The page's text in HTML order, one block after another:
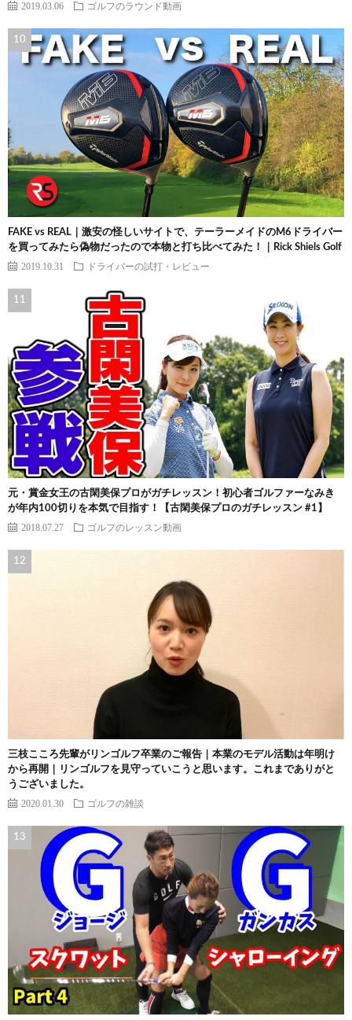
2019.03.06 ゴルフのラウンド動画
FAKE vs REAL｜激安の怪しいサイトで、テーラーメイドのM6ドライバー
を買ってみたら偽物だったので本物と打ち比べてみた！｜Rick Shiels Golf
2019.10.31 ドライバーの試打・レビュー
元・賞金女王の古閑美保プロがガチレッスン！初心者ゴルファーなみき
が年内100切りを本気で目指す！【古閑美保プロのガチレッスン #1】
2018.07.27 ゴルフのレッスン動画
三枝こころ先輩がリンゴルフ卒業のご報告｜本業のモデル活動は年明け
から再開｜リンゴルフを見守っていこうと思います。これまでありがと
うございました。
2020.01.30 ゴルフの雑談